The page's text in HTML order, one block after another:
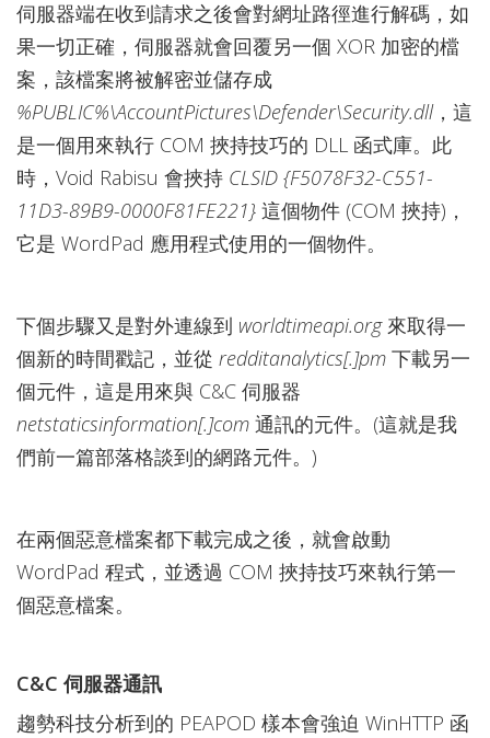
伺服器端在收到請求之後會對網址路徑進行解碼，如
果一切正確，伺服器就會回覆另一個 XOR 加密的檔
案，該檔案將被解密並儲存成
%PUBLIC%\AccountPictures\Defender\Security.dll，這
是一個用來執行 COM 挾持技巧的 DLL 函式庫。此
時，Void Rabisu 會挾持 CLSID {F5078F32-C551-
11D3-89B9-0000F81FE221} 這個物件 (COM 挾持)，
它是 WordPad 應用程式使用的一個物件。
下個步驟又是對外連線到 worldtimeapi.org來取得一
個新的時間戳記，並從 redditanalytics[.]pm 下載另一
個元件，這是用來與 C&C 伺服器
netstaticsinformation[.]com 通訊的元件。(這就是我
們前一篇部落格談到的網路元件。)
在兩個惡意檔案都下載完成之後，就會啟動
WordPad 程式，並透過 COM 挾持技巧來執行第一
個惡意檔案。
C&C 伺服器通訊
趨勢科技分析到的 PEAPOD 樣本會強迫 WinHTTP 函